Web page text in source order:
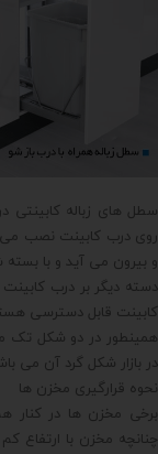
سطل های زباله کابینتی
روی درب کابینت نصب می
و بیرون می آید و با
دسته دیگر بر درب
کابینت قابل دسترسی
همینطور در دو شکل تک
در بازار شکل گرد آن می
نحوه قرارگیری مخزن ها
برخی مخزن ها در
چنانچه مخزن با ارتفاع